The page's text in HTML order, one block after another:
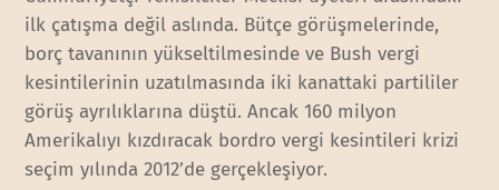
ilk çatışma değil aslında. Bütçe görüşmelerinde,
borç tavanının yükseltilmesinde ve Bush vergi
kesintilerinin uzatılmasında iki kanattaki partililer
görüş ayrılıklarına düştü. Ancak 160 milyon
Amerikalıyı kızdıracak bordro vergi kesintileri krizi
seçim yılında 2012’de gerçekleşiyor.